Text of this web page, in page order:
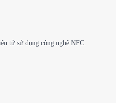
tử sử dụng công nghệ NFC.